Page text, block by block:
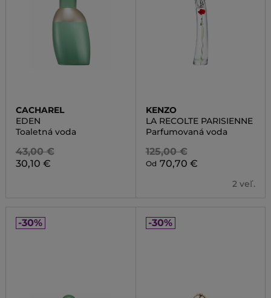
CACHAREL
EDEN
Toaletná voda
43,00 €
30,10 €
KENZO
LA RECOLTE PARISIENNE
Parfumovaná voda
125,00 €
Od 70,70 €
2 veľ.
-30% -30%